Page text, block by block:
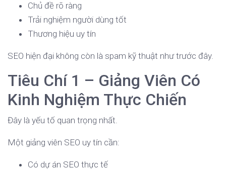
Chủ đề rõ ràng
Trải nghiệm người dùng tốt
Thương hiệu uy tín
SEO hiện đại không còn là spam kỹ thuật như trước đây.
Tiêu Chí 1 – Giảng Viên Có
Kinh Nghiệm Thực Chiến
Đây là yếu tố quan trọng nhất.
Một giảng viên SEO uy tín cần:
Có dự án SEO thực tế